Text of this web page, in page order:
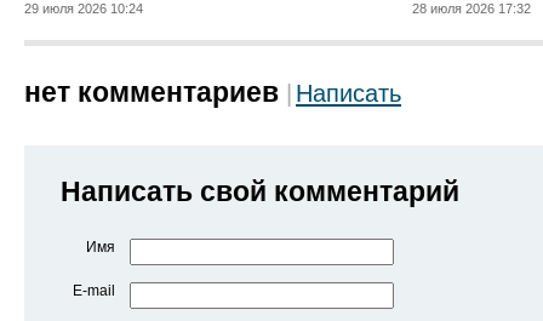
29 июля 2026 10:24 28 июля 2026 17:32
нет комментариев Написать
Написать свой комментарий
Имя
E-mail